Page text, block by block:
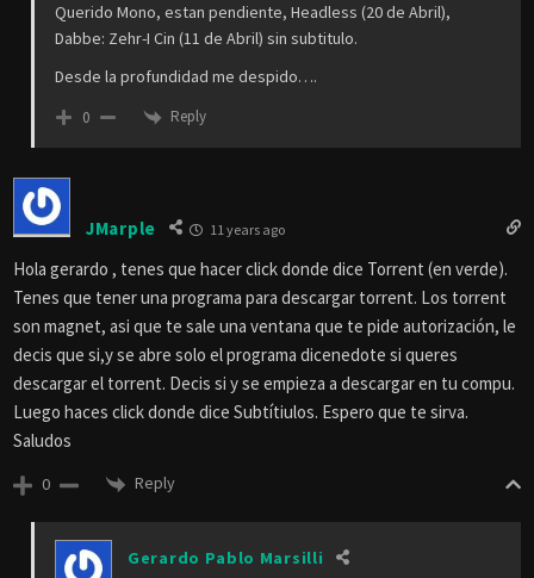
Querido Mono, estan pendiente, Headless (20 de Abril),
Dabbe: Zehr-I Cin (11 de Abril) sin subtitulo.
Desde la profundidad me despido….
0 Reply
JMarple 11 years ago
Hola gerardo , tenes que hacer click donde dice Torrent (en verde).
Tenes que tener una programa para descargar torrent. Los torrent
son magnet, asi que te sale una ventana que te pide autorización, le
decis que si,y se abre solo el programa dicenedote si queres
descargar el torrent. Decis si y se empieza a descargar en tu compu.
Luego haces click donde dice Subtítiulos. Espero que te sirva.
Saludos
0 Reply
Gerardo Pablo Marsilli